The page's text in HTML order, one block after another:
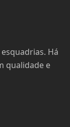
Há
qualidade e